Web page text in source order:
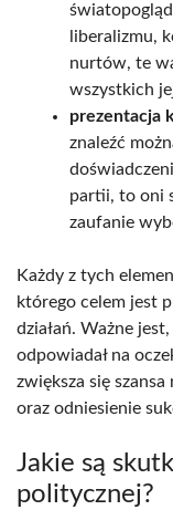
liberalizmu,
nurtów, te
wszystkich
prezentacja
znaleźć
partii, to oni
zaufanie
Każdy z tych
którego celem jest
działań. Ważne
odpowiadał na
zwiększa się
oraz odniesienie
Jakie są
politycznej?